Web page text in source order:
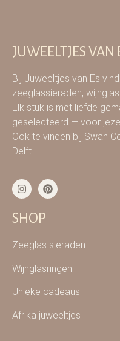
JUWEELTJES VAN
Bij Juweeltjes van Es
zeeglassieraden,
Elk stuk is met liefde
geselecteerd — voor
Ook te vinden bij Swan
Delft.
SHOP
Zeeglas sieraden
Wijnglasringen
Unieke cadeaus
Afrika juweeltjes